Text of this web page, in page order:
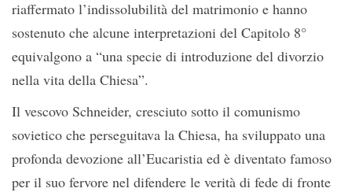
riaffermato l’indissolubilità del matrimonio e hanno
sostenuto che alcune interpretazioni del Capitolo 8°
equivalgono a “una specie di introduzione del divorzio
nella vita della Chiesa”.
Il vescovo Schneider, cresciuto sotto il comunismo
sovietico che perseguitava la Chiesa, ha sviluppato una
profonda devozione all’Eucaristia ed è diventato famoso
per il suo fervore nel difendere le verità di fede di fronte